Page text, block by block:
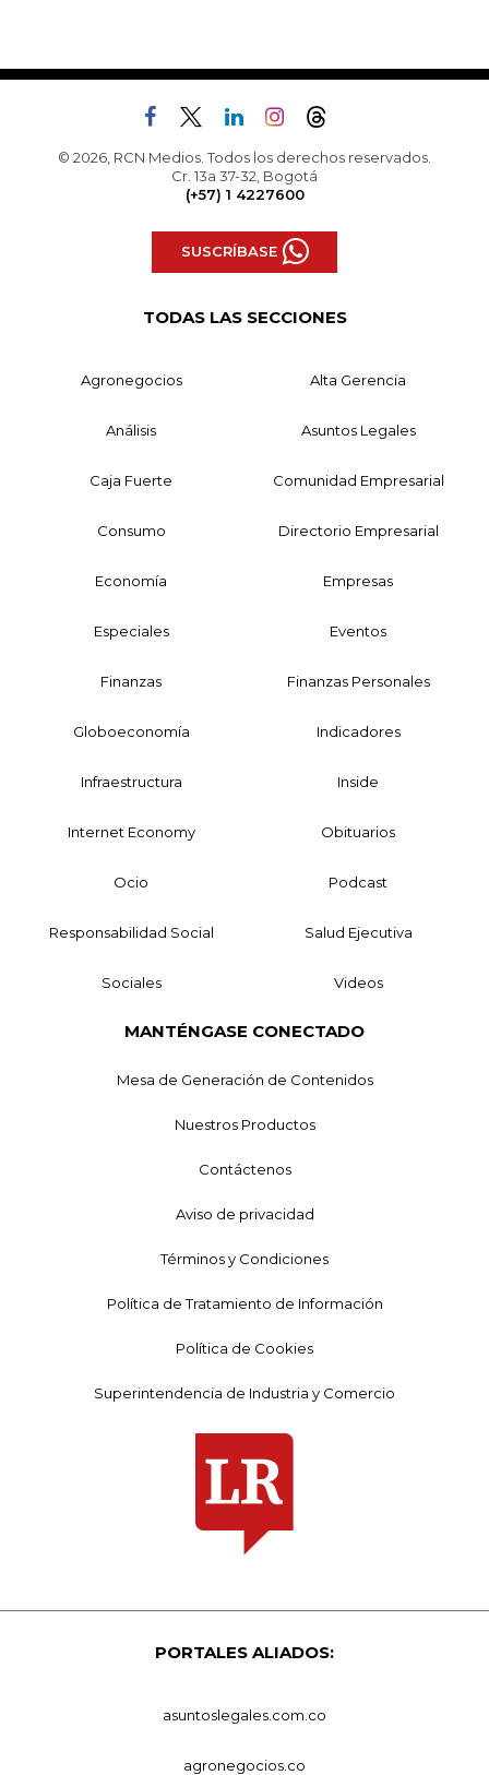
© 2026, RCN Medios. Todos los derechos reservados.
Cr. 13a 37-32, Bogotá
(+57) 1 4227600
SUSCRÍBASE
TODAS LAS SECCIONES
Agronegocios Alta Gerencia
Análisis Asuntos Legales
Caja Fuerte Comunidad Empresarial
Consumo Directorio Empresarial
Economía Empresas
Especiales Eventos
Finanzas Finanzas Personales
Globoeconomía Indicadores
Infraestructura Inside
Internet Economy Obituarios
Ocio Podcast
Responsabilidad Social Salud Ejecutiva
Sociales Videos
MANTÉNGASE CONECTADO
Mesa de Generación de Contenidos
Nuestros Productos
Contáctenos
Aviso de privacidad
Términos y Condiciones
Política de Tratamiento de Información
Política de Cookies
Superintendencia de Industria y Comercio
PORTALES ALIADOS:
asuntoslegales.com.co
agronegocios.co